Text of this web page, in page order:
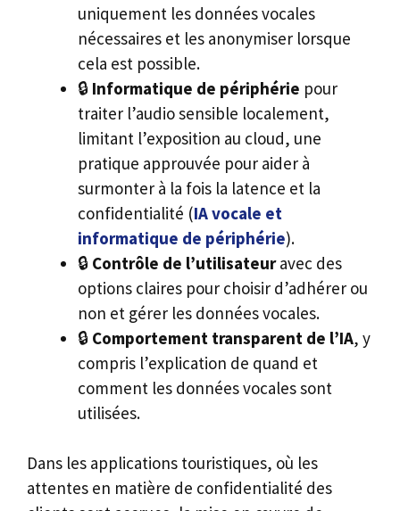
uniquement les données vocales
nécessaires et les anonymiser lorsque
cela est possible.
🔒 Informatique de périphérie pour
traiter l’audio sensible localement,
limitant l’exposition au cloud, une
pratique approuvée pour aider à
surmonter à la fois la latence et la
confidentialité (IA vocale et
informatique de périphérie).
🔒 Contrôle de l’utilisateuravec des
options claires pour choisir d’adhérer ou
non et gérer les données vocales.
🔒 Comportement transparent de l’IA, y
compris l’explication de quand et
comment les données vocales sont
utilisées.
Dans les applications touristiques, où les
attentes en matière de confidentialité des